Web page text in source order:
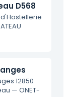
D568
12850
— ONET-